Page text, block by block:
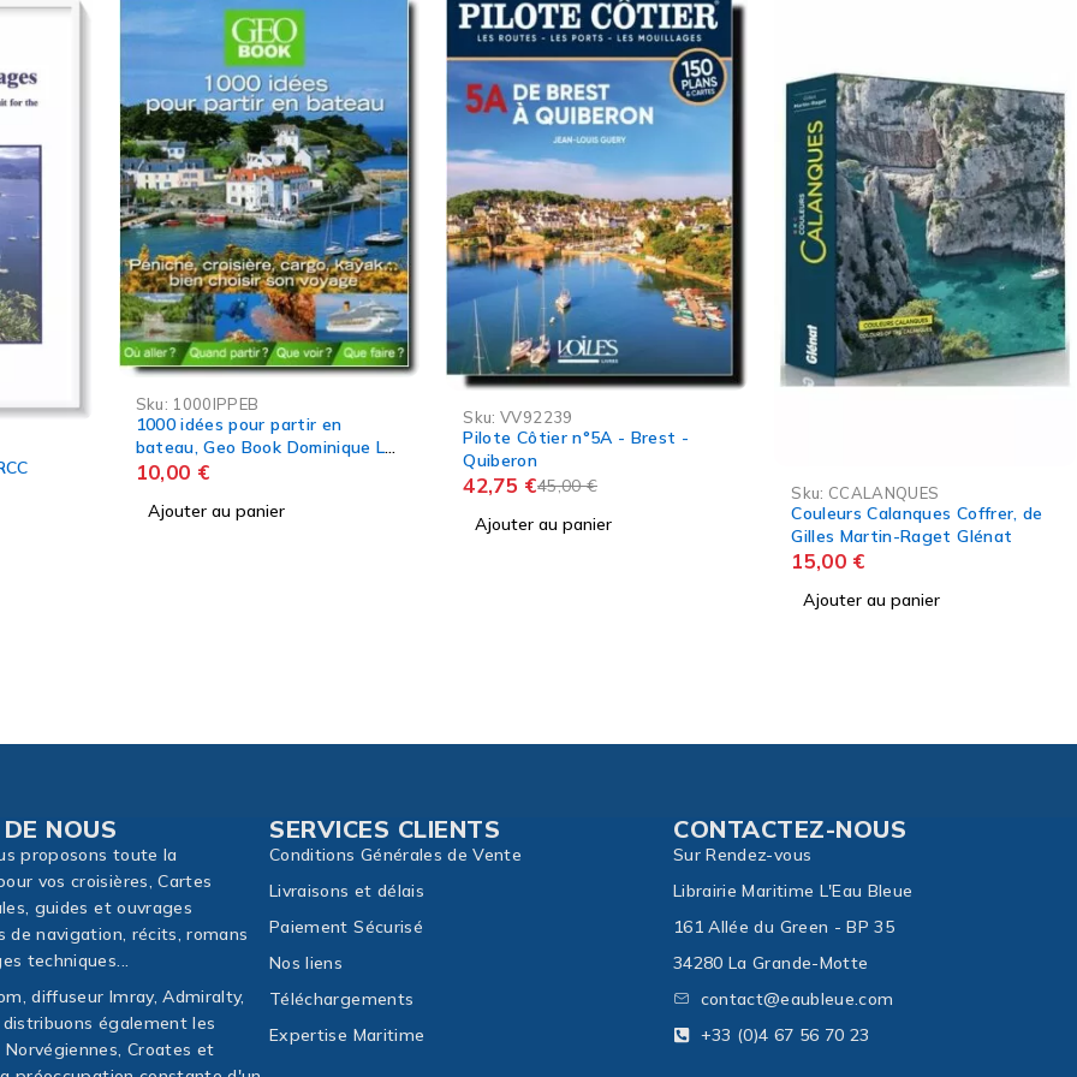
Le
-5%
Sku:VV92239
Pilote Côtier n°5A - Brest -
Quiberon
42,75 €
Ajouter au panier
Sku:CCALANQUES
Couleurs Calanques Coffrer, de
Gilles Martin-Raget Glénat
COS0003
Atlas des Océans, 3ème édition
(2023), de Jimmy et Ivan Cornell
100,00€
95,00€
NOUS
proposons toute la
vos croisières, Cartes
guides et ouvrages
de navigation, récits, romans
techniques...
diffuseur Imray, Admiralty,
également les
Croates et
SERVICES CLIENTS
Conditions Générales de Vente
Livraisons et délais
Paiement Sécurisé
Nos liens
Téléchargements
Expertise Maritime
CONTACTEZ-NOUS
Sur Rendez-vous
Librairie Maritime L'Eau Bleue
161 Allée du Green - BP 35
34280 La Grande-Motte
contact@eaubleue.com
+33 (0)4 67 56 70 23